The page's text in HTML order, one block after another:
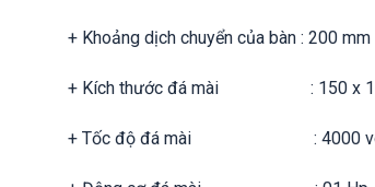
+ Khoảng dịch chuyển của bàn : 200 mm
+ Kích thước đá mài : 150 x 16
+ Tốc độ đá mài : 4000